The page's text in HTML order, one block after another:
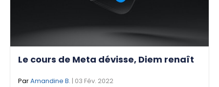
Le cours de Meta dévisse, Diem renaît
ParAmandine B. | 03 Fév. 2022